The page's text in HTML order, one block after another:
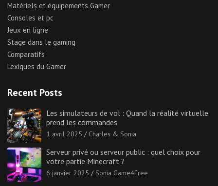
Matériels et équipements Gamer
Consoles et pc
Jeux en ligne
Stage dans le gaming
Comparatifs
Lexiques du Gamer
Recent Posts
Les simulateurs de vol : Quand la réalité virtuelle
prend les commandes
1 avril 2025 Charles & Sonia
Serveur privé ou serveur public : quel choix pour
votre partie Minecraft ?
6 janvier 2025 Sonia Game4Free